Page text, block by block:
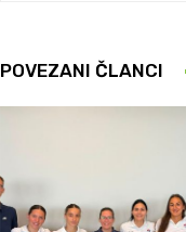
POVEZANI ČLANCI